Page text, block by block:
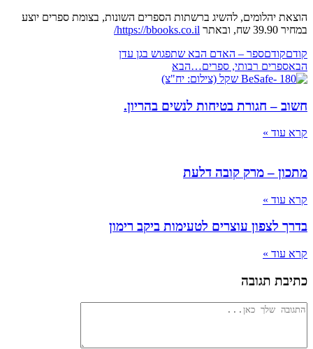
הוצאת יהלומים, להשיג ברשתות הספרים השונות, בצומת ספרים יוצע
במחיר 39.90 שח, ובאתר
https://bbooks.co.il/
קודםקודםספר – האדם הבא שתפגוש בגן עדן
הבאספרים רבותי, ספרים…הבא
חשוב – חגורת בטיחות לנשים בהריון.
קרא עוד »
מתכון – מרק קובה דלעת
קרא עוד »
בדרך לצפון עוצרים לטעימות ביקב רימון
קרא עוד »
כתיבת תגובה
להגיב